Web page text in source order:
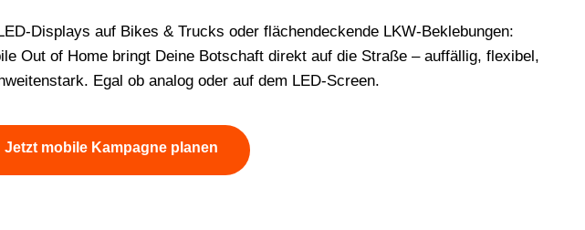
Displays auf Bikes & Trucks oder flächendeckende LKW-Beklebungen:
Out of Home bringt Deine Botschaft direkt auf die Straße – auffällig, flexibel,
Egal ob analog oder auf dem LED-Screen.
Jetzt mobile Kampagne planen